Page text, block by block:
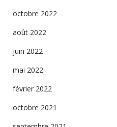
octobre 2022
août 2022
juin 2022
mai 2022
février 2022
octobre 2021